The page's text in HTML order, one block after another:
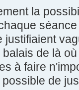
la
justifiaient
de là
à faire
de